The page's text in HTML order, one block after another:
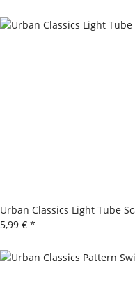
Urban Classics Light Tube
5,99 € *